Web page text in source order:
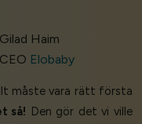
Gilad Haim
CEO Elobaby
måste vara rätt första
så! Den gör det vi ville